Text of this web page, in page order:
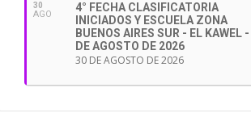
30
AGO
4° FECHA CLASIFICATORIA
INICIADOS Y ESCUELA ZONA
BUENOS AIRES SUR - EL KAWEL
DE AGOSTO DE 2026
30 DE AGOSTO DE 2026